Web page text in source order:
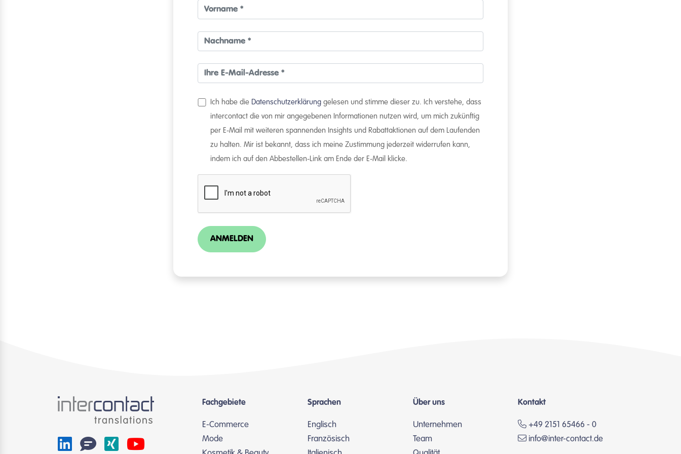
Ich habe die Datenschutzerklärung gelesen und stimme dieser zu. Ich verstehe, dass
intercontact die von mir angegebenen Informationen nutzen wird, um mich zukünftig
per E-Mail mit weiteren spannenden Insights und Rabattaktionen auf dem Laufenden
zu halten. Mir ist bekannt, dass ich meine Zustimmung jederzeit widerrufen kann,
indem ich auf den Abbestellen-Link am Ende der E-Mail klicke.
ANMELDEN
Fachgebiete
E-Commerce
Mode
Sprachen
Englisch
Französisch
Über uns
Unternehmen
Team
Kontakt
+49 2151 65466 - 0
info@inter-contact.de